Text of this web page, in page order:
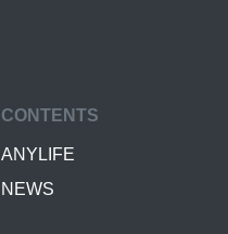
CONTENTS
ANYLIFE
NEWS